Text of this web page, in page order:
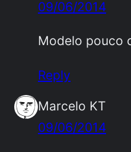
09/06/2014
Modelo pouco
Reply
Marcelo KT
09/06/2014